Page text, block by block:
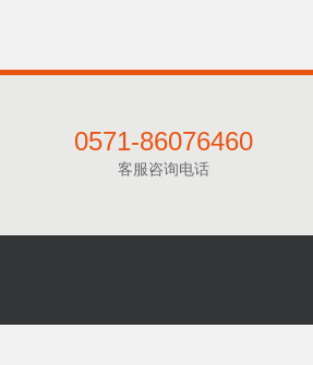
0571-86076460
客服咨询电话